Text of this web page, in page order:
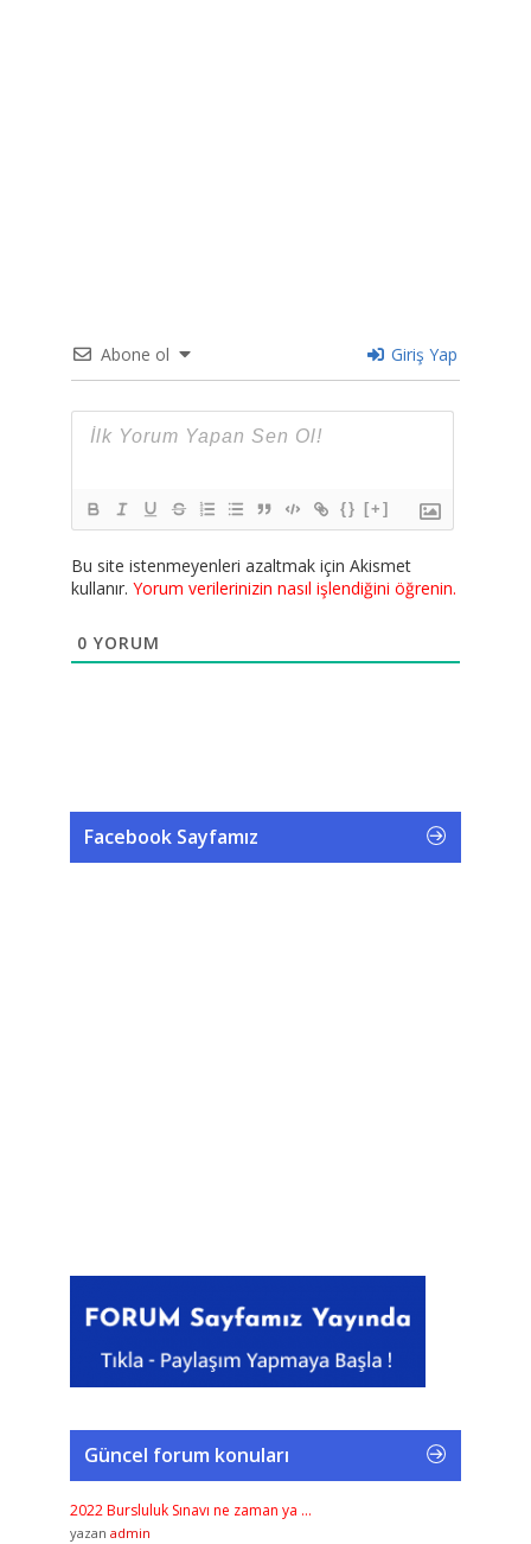
Abone ol Giriş Yap
{} [+]
Bu site istenmeyenleri azaltmak için Akismet
kullanır. Yorum verilerinizin nasıl işlendiğini öğrenin.
0 YORUM
Facebook Sayfamız
Güncel forum konuları
2022 Bursluluk Sınavı ne zaman ya …
yazan admin